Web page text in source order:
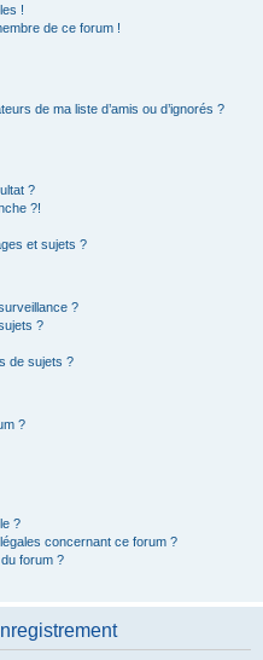
!
de ce forum !
de ma liste d’amis ou d’ignorés ?
?
?!
et sujets ?
?
?
de sujets ?
?
?
concernant ce forum ?
forum ?